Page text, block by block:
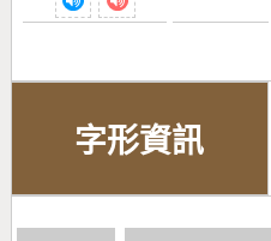
字形資訊